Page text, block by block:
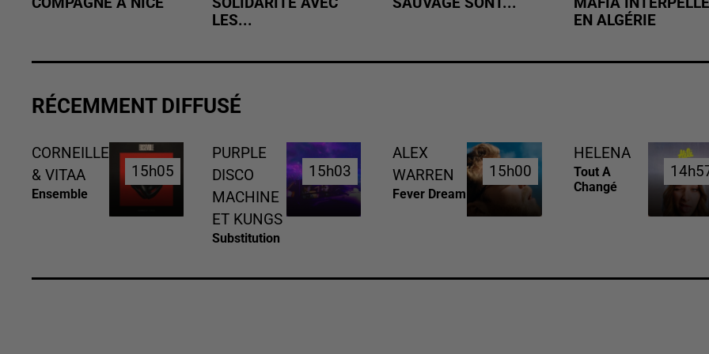
LES...
EN ALGÉRIE
RÉCEMMENT DIFFUSÉ
CORNEILLE
& VITAA
Ensemble
15h05
15h05
PURPLE
DISCO
MACHINE
ET KUNGS
Substitution
15h03
15h03
ALEX
WARREN
Fever Dream
15h00
15h00
HELENA
Tout A
Changé